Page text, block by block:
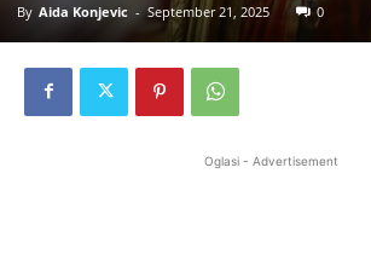
By Aida Konjevic - September 21, 2025 0
Oglasi - Advertisement